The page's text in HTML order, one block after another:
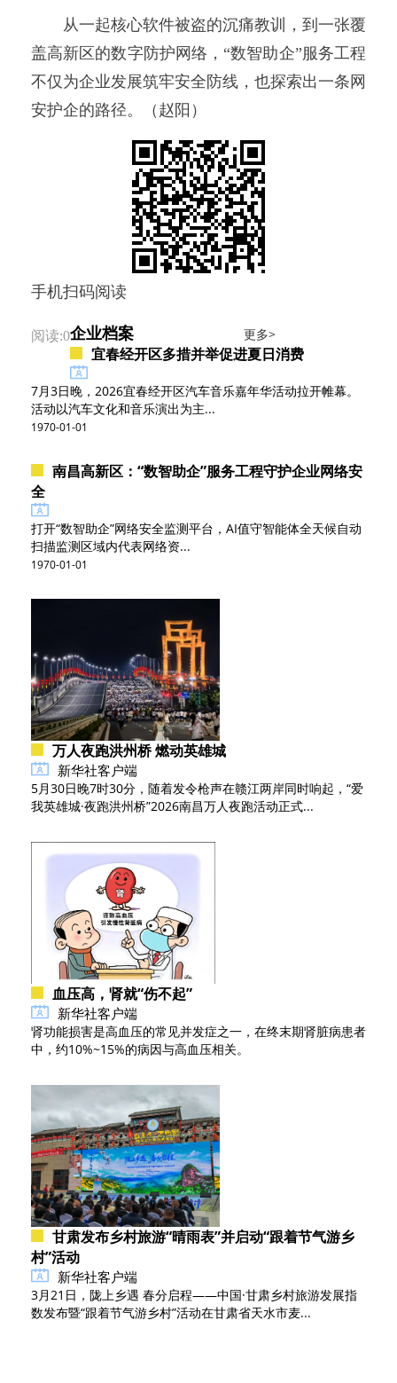
从一起核心软件被盗的沉痛教训，到一张覆
盖高新区的数字防护网络，“数智助企”服务工程
不仅为企业发展筑牢安全防线，也探索出一条网
安护企的路径。（赵阳）
手机扫码阅读
阅读:0企业档案 更多>
宜春经开区多措并举促进夏日消费
7月3日晚，2026宜春经开区汽车音乐嘉年华活动拉开帷幕。
活动以汽车文化和音乐演出为主...
1970-01-01
南昌高新区：“数智助企”服务工程守护企业网络安
全
打开“数智助企”网络安全监测平台，AI值守智能体全天候自动
扫描监测区域内代表网络资...
1970-01-01
万人夜跑洪州桥 燃动英雄城
新华社客户端
5月30日晚7时30分，随着发令枪声在赣江两岸同时响起，“爱
我英雄城·夜跑洪州桥”2026南昌万人夜跑活动正式...
血压高，肾就“伤不起”
新华社客户端
肾功能损害是高血压的常见并发症之一，在终末期肾脏病患者
中，约10%~15%的病因与高血压相关。
甘肃发布乡村旅游“晴雨表”并启动“跟着节气游乡
村”活动
新华社客户端
3月21日，陇上乡遇 春分启程——中国·甘肃乡村旅游发展指
数发布暨“跟着节气游乡村”活动在甘肃省天水市麦...